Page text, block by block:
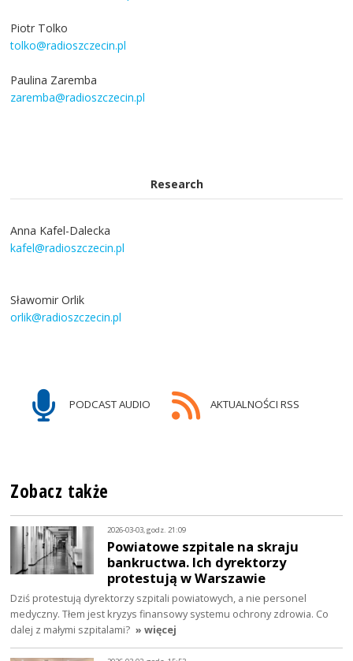
Piotr Tolko
tolko@radioszczecin.pl
Paulina Zaremba
zaremba@radioszczecin.pl
Research
Anna Kafel-Dalecka
kafel@radioszczecin.pl
Sławomir Orlik
orlik@radioszczecin.pl
PODCAST AUDIO AKTUALNOŚCI RSS
Zobacz także
2026-03-03, godz. 21:09
Powiatowe szpitale na skraju
bankructwa. Ich dyrektorzy
protestują w Warszawie
Dziś protestują dyrektorzy szpitali powiatowych, a nie personel
medyczny. Tłem jest kryzys finansowy systemu ochrony zdrowia. Co
dalej z małymi szpitalami? » więcej